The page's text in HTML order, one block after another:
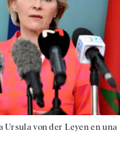
Ursula von der Leyen en una